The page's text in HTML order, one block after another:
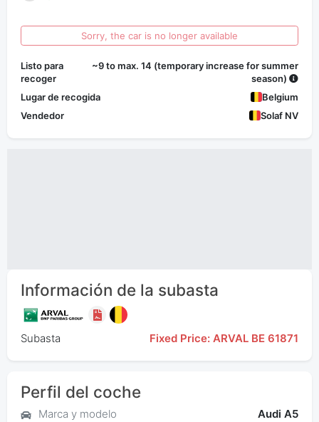
Sorry, the car is no longer available
Listo para
recoger
~9 to max. 14 (temporary increase for summer
season)
Lugar de recogida
Belgium
Vendedor
Solaf NV
Información de la subasta
Subasta Fixed Price: ARVAL BE 61871
Perfil del coche
Marca y modelo
Audi A5